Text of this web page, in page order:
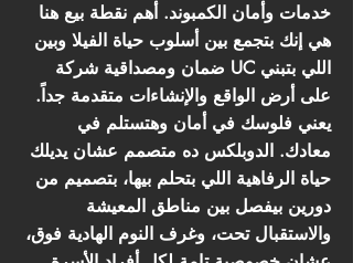
خدمات وأمان الكمبوند. أهم نقطة بيع هنا
هي إنك بتجمع بين أسلوب حياة الفيلا وبين
ضمان ومصداقية شركة UC اللي بتبني
على أرض الواقع والإنشاءات متقدمة جداً.
يعني فلوسك في أمان وهتستلم في
معادك. الدوبلكس ده متصمم عشان يديلك
حياة الرفاهية اللي بتحلم بيها، بتصميم من
دورين بيفصل بين مناطق المعيشة
والاستقبال تحت، وغرف النوم الهادية فوق،